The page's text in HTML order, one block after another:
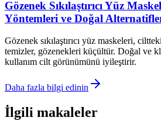
Gözenek Sıkılaştırıcı Yüz
Yöntemleri ve Doğal
Gözenek sıkılaştırıcı yüz maskeleri,
temizler, gözenekleri küçültür. Doğal ve
kullanım cilt görünümünü iyileştirir.
Daha fazla bilgi edinin
İlgili makaleler